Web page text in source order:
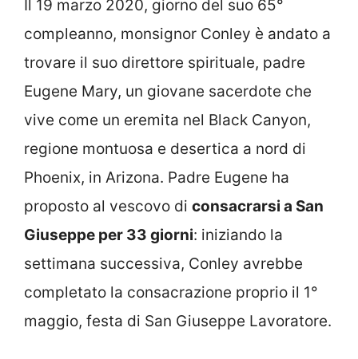
Il 19 marzo 2020, giorno del suo 65°
compleanno, monsignor Conley è andato a
trovare il suo direttore spirituale, padre
Eugene Mary, un giovane sacerdote che
vive come un eremita nel Black Canyon,
regione montuosa e desertica a nord di
Phoenix, in Arizona. Padre Eugene ha
proposto al vescovo di consacrarsi a San
Giuseppe per 33 giorni: iniziando la
settimana successiva, Conley avrebbe
completato la consacrazione proprio il 1°
maggio, festa di San Giuseppe Lavoratore.